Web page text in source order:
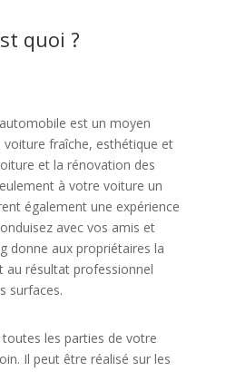
quoi ?
est un moyen
fraîche, esthétique et
et la rénovation des
à votre voiture un
également une expérience
avec vos amis et
donne aux propriétaires la
au résultat professionnel
surfaces.
toutes les parties de votre
Il peut être réalisé sur les